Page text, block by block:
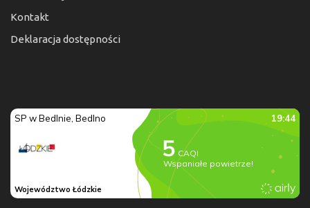
Kontakt
Deklaracja dostępności